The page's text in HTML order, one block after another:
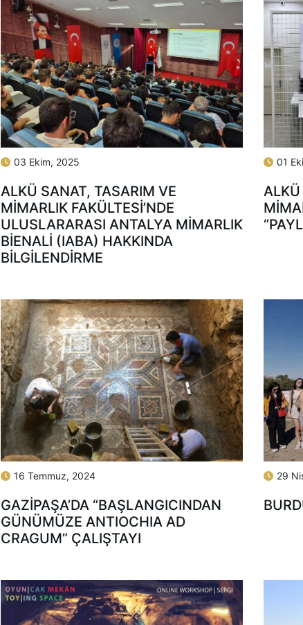
03 Ekim, 2025
ALKÜ SANAT, TASARIM VE
MİMARLIK FAKÜLTESİ’NDE
ULUSLARARASI ANTALYA MİMARLIK
BİENALİ (IABA) HAKKINDA
BİLGİLENDİRME
01
ALKÜ
16 Temmuz, 2024
GAZİPAŞA’DA “BAŞLANGICINDAN
GÜNÜMÜZE ANTIOCHIA AD
CRAGUM” ÇALIŞTAYI
29